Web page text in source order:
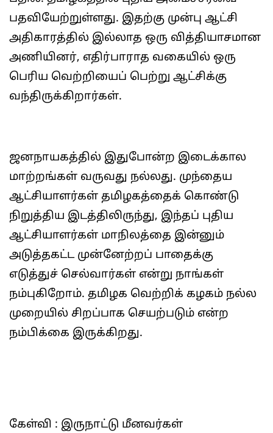
பதவியேற்றுள்ளது. இதற்கு முன்பு ஆட்சி
அதிகாரத்தில் இல்லாத ஒரு வித்தியாசமான
அணியினர், எதிர்பாராத வகையில் ஒரு
பெரிய வெற்றியைப் பெற்று ஆட்சிக்கு
வந்திருக்கிறார்கள்.
ஜனநாயகத்தில் இதுபோன்ற இடைக்கால
மாற்றங்கள் வருவது நல்லது. முந்தைய
ஆட்சியாளர்கள் தமிழகத்தைக் கொண்டு
நிறுத்திய இடத்திலிருந்து, இந்தப் புதிய
ஆட்சியாளர்கள் மாநிலத்தை இன்னும்
அடுத்தகட்ட முன்னேற்றப் பாதைக்கு
எடுத்துச் செல்வார்கள் என்று நாங்கள்
நம்புகிறோம். தமிழக வெற்றிக் கழகம் நல்ல
முறையில் சிறப்பாக செயற்படும் என்ற
நம்பிக்கை இருக்கிறது.
கேள்வி : இருநாட்டு மீனவர்கள்